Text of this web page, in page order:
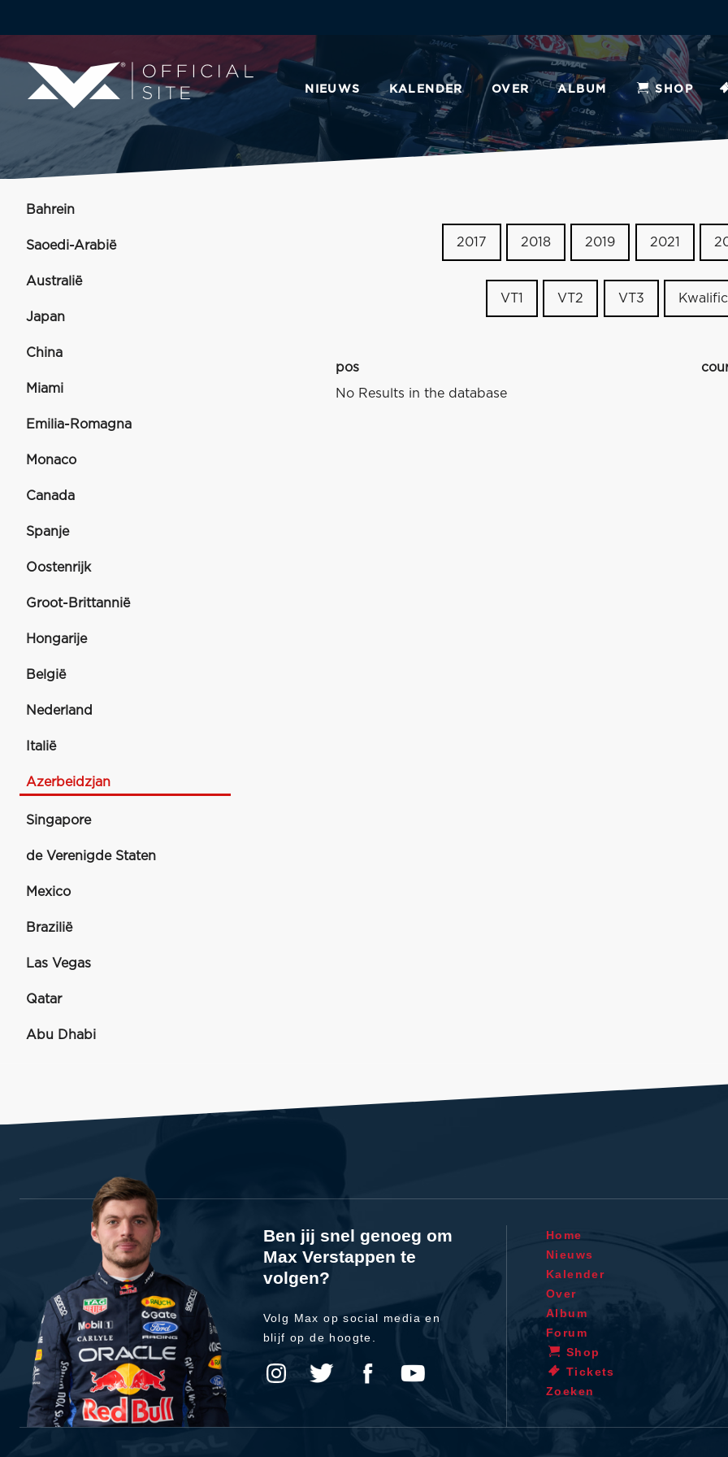
NIEUWS KALENDER OVER ALBUM SHOP
Bahrein
Saoedi-Arabië
Australië
Japan
China
Miami
Emilia-Romagna
Monaco
Canada
Spanje
Oostenrijk
Groot-Brittannië
Hongarije
België
Nederland
Italië
Azerbeidzjan
Singapore
de Verenigde Staten
Mexico
Brazilië
Las Vegas
Qatar
Abu Dhabi
2017 2018 2019 2021
VT1 VT2 VT3
pos
No Results in the database
Ben jij snel genoeg om
Max Verstappen te
volgen?
Volg Max op social media en
blijf op de hoogte.
Home
Nieuws
Kalender
Over
Album
Forum
Shop
Tickets
Zoeken